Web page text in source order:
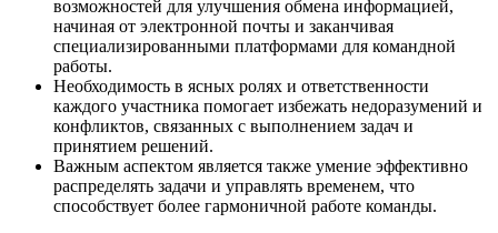
возможностей для улучшения обмена информацией,
начиная от электронной почты и заканчивая
специализированными платформами для командной
работы.
Необходимость в ясных ролях и ответственности
каждого участника помогает избежать недоразумений и
конфликтов, связанных с выполнением задач и
принятием решений.
Важным аспектом является также умение эффективно
распределять задачи и управлять временем, что
способствует более гармоничной работе команды.